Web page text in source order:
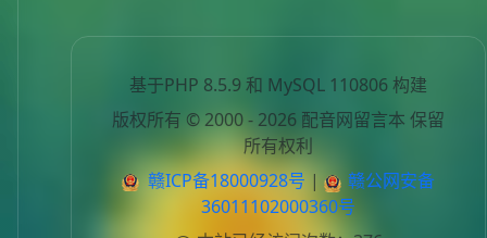
基于PHP 8.5.9 和 MySQL 110806 构建
版权所有 © 2000 - 2026 配音网留言本 保留
所有权利
赣ICP备18000928号 |
赣公网安备
36011102000360号